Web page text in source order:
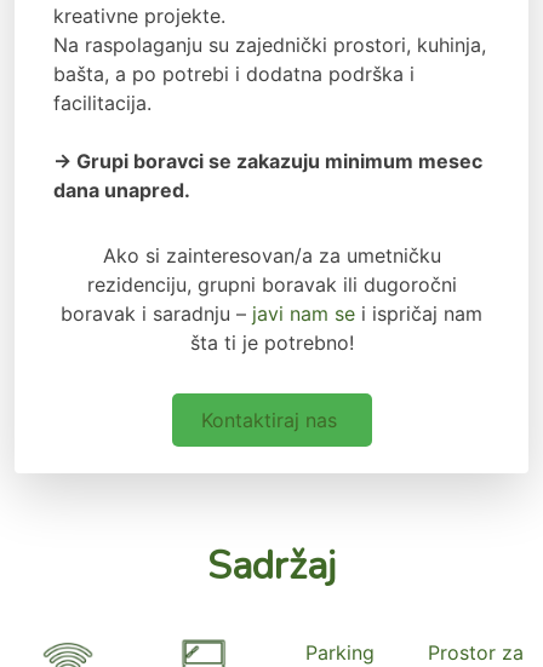
kreativne projekte.
Na raspolaganju su zajednički prostori, kuhinja,
bašta, a po potrebi i dodatna podrška i
facilitacija.
→ Grupi boravci se zakazuju minimum mesec
dana unapred.
Ako si zainteresovan/a za umetničku
rezidenciju, grupni boravak ili dugoročni
boravak i saradnju – javi nam se i ispričaj nam
šta ti je potrebno!
Kontaktiraj nas
Sadržaj
Parking
Prostor za